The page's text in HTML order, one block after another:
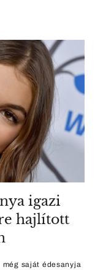
igazi
hajlított
saját édesanyja